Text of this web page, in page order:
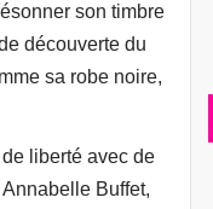
son timbre
découverte du
sa robe noire,
liberté avec de
Buffet,